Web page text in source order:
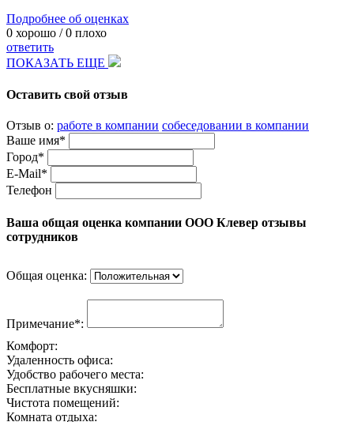
Подробнее об оценках
0 хорошо /0 плохо
ответить
ПОКАЗАТЬ ЕЩЕ
Оставить свой отзыв
Отзыв о: работе в компании собеседовании в компании
Ваше имя*
Город*
E-Mail*
Телефон
Ваша общая оценка компании ООО Клевер отзывы
сотрудников
Общая оценка:
Примечание*:
Комфорт:
Удаленность офиса:
Удобство рабочего места:
Бесплатные вкусняшки:
Чистота помещений:
Комната отдыха: